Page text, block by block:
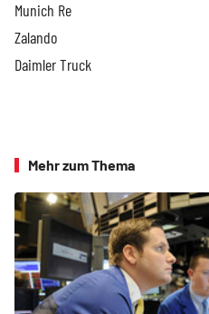
Munich Re
Zalando
Daimler Truck
Mehr zum Thema